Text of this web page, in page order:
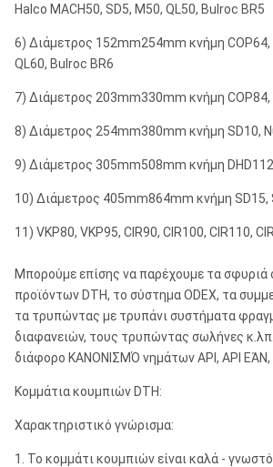
Μέγιστο
μέγεθος
(ίντσα & χιλ.)
Άντεξε (ίντσα
Βάρος
(λίβρα & κλ)
Κτύπημα
(ίντσα & χιλ.)
5 127
Μέγιστο
διαφορικό
πίεσης (psig &
φραγμός)
250 17
Μέγιστη
0,75 19
Halco MACH50, SD5, M50, QL50, Bulroc BR5
6) Διάμετρος 152mm254mm κνήμη COP64,
QL60, Bulroc BR6
7) Διάμετρος 203mm330mm κνήμη COP84,
8) Διάμετρος 254mm380mm κνήμη SD10,
9) Διάμετρος 305mm508mm κνήμη
10) Διάμετρος 405mm864mm κνήμη SD15,
11) VKP80, VKP95, CIR90, CIR100, CIR110,
Μπορούμε επίσης να παρέχουμε τα σφυριά
προϊόντων DTH, το σύστημα ODEX, τα
τα τρυπώντας με τρυπάνι συστήματα
διαφανειών, τους τρυπώντας σωλήνες κ.λπ.
διάφορο ΚΑΝΟΝΙΣΜΌ νημάτων API, API ΕΆΝ,
Κομμάτια κουμπιών DTH:
Χαρακτηριστικό γνώρισμα:
1. Το κομμάτι κουμπιών είναι καλά -